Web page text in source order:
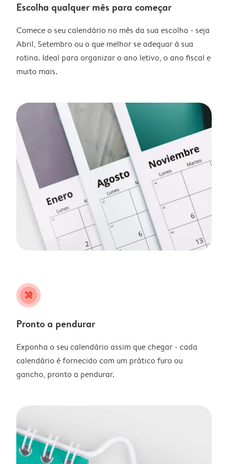
Escolha qualquer mês para começar
Comece o seu calendário no mês da sua escolha - seja
Abril, Setembro ou o que melhor se adequar à sua
rotina. Ideal para organizar o ano letivo, o ano fiscal e
muito mais.
tools
Pronto a pendurar
Exponha o seu calendário assim que chegar - cada
calendário é fornecido com um prático furo ou
gancho, pronto a pendurar.